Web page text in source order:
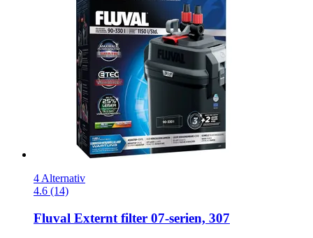
4 Alternativ
4.6 (14)
Fluval Externt filter 07-​serien, 307